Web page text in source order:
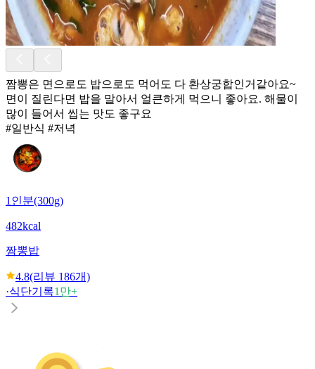
짬뽕은 면으로도 밥으로도 먹어도 다 환상궁합인거같아요~
면이 질린다면 밥을 말아서 얼큰하게 먹으니 좋아요. 해물이
많이 들어서 씹는 맛도 좋구요
#일반식 #저녁
1인분(300g)
482kcal
짬뽕밥
4.8(리뷰 186개)
·식단기록1만+